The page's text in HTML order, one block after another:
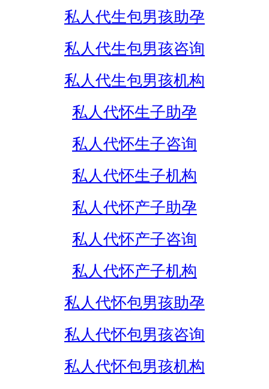
私人代生包男孩助孕
私人代生包男孩咨询
私人代生包男孩机构
私人代怀生子助孕
私人代怀生子咨询
私人代怀生子机构
私人代怀产子助孕
私人代怀产子咨询
私人代怀产子机构
私人代怀包男孩助孕
私人代怀包男孩咨询
私人代怀包男孩机构